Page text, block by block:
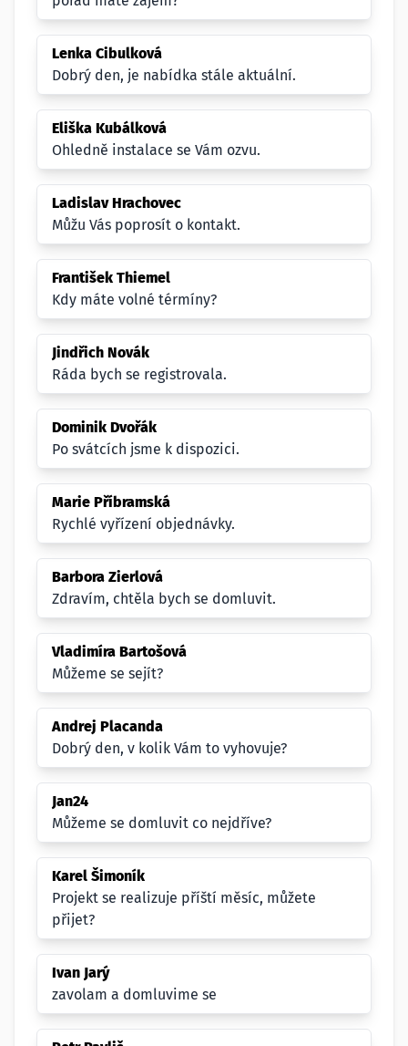
Lenka Cibulková
Dobrý den, je nabídka stále aktuální.
Eliška Kubálková
Ohledně instalace se Vám ozvu.
Ladislav Hrachovec
Můžu Vás poprosít o kontakt.
František Thiemel
Kdy máte volné térmíny?
Jindřich Novák
Ráda bych se registrovala.
Dominik Dvořák
Po svátcích jsme k dispozici.
Marie Příbramská
Rychlé vyřízení objednávky.
Barbora Zierlová
Zdravím, chtěla bych se domluvit.
Vladimíra Bartošová
Můžeme se sejít?
Andrej Placanda
Dobrý den, v kolik Vám to vyhovuje?
Jan24
Můžeme se domluvit co nejdříve?
Karel Šimoník
Projekt se realizuje příští měsíc, můžete
přijet?
Ivan Jarý
zavolam a domluvime se